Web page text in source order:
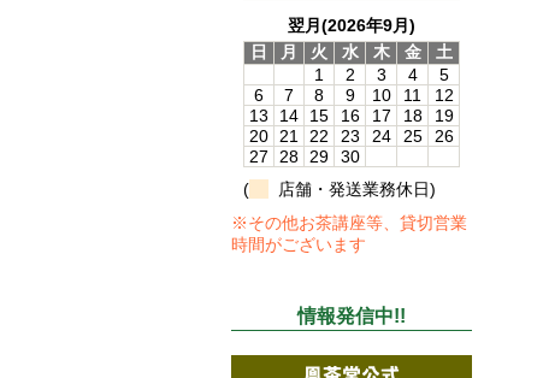
翌月(2026年9月)
日
月 火 水 木 金
土
1
2 3 4
5
6
7 8 9 10 11
12
13
14 15 16 17 18
19
20
21 22 23 24 25
26
27
28 29
30
(
店舗・発送業務休日)
※その他お茶講座等、貸切営業
時間がございます
情報発信中!!